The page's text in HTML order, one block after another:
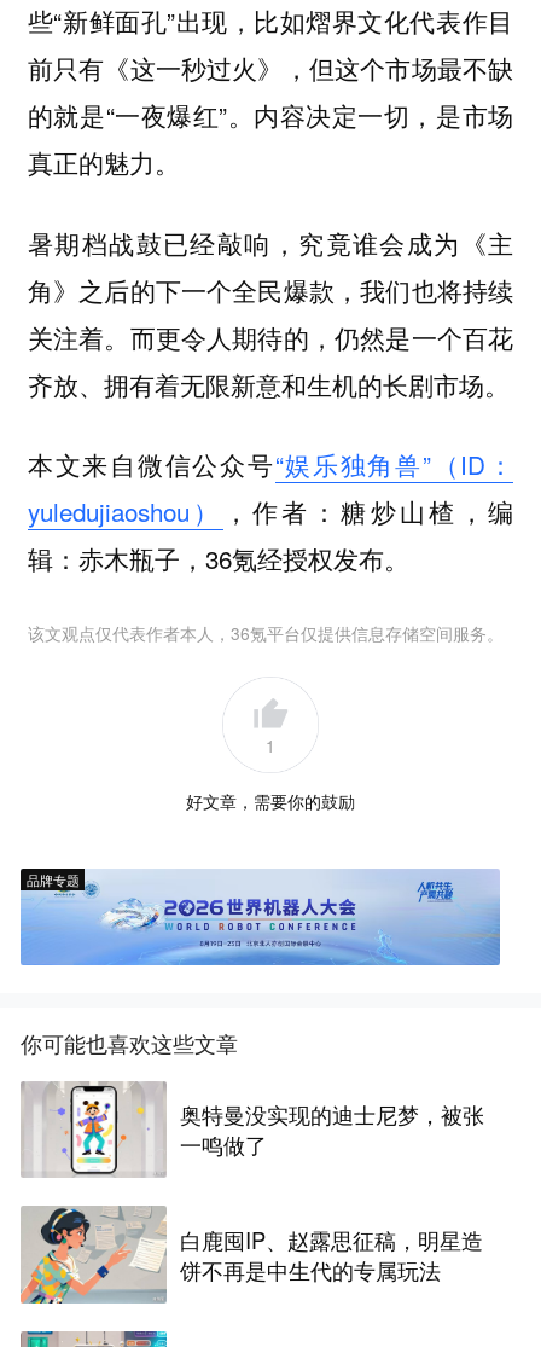
些“新鲜面孔”出现，比如熠界文化代表作目
前只有《这一秒过火》，但这个市场最不缺
的就是“一夜爆红”。内容决定一切，是市场
真正的魅力。
暑期档战鼓已经敲响，究竟谁会成为《主
角》之后的下一个全民爆款，我们也将持续
关注着。而更令人期待的，仍然是一个百花
齐放、拥有着无限新意和生机的长剧市场。
本文来自微信公众号“娱乐独角兽”（ID：
yuledujiaoshou）
，作者：糖炒山楂，编
辑：赤木瓶子，36氪经授权发布。
该文观点仅代表作者本人，36氪平台仅提供信息存储空间服务。
1
好文章，需要你的鼓励
品牌专题
你可能也喜欢这些文章
奥特曼没实现的迪士尼梦，被张
一鸣做了
白鹿囤IP、赵露思征稿，明星造
饼不再是中生代的专属玩法